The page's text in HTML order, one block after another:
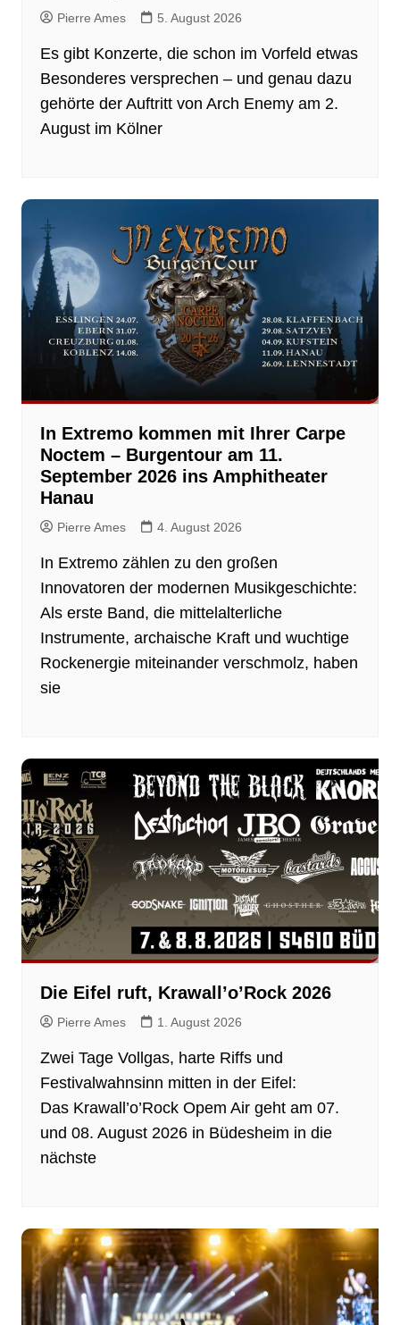
Pierre Ames 5. August 2026
Es gibt Konzerte, die schon im Vorfeld etwas
Besonderes versprechen – und genau dazu
gehörte der Auftritt von Arch Enemy am 2.
August im Kölner
In Extremo kommen mit Ihrer Carpe
Noctem – Burgentour am 11.
September 2026 ins Amphitheater
Hanau
Pierre Ames 4. August 2026
In Extremo zählen zu den großen
Innovatoren der modernen Musikgeschichte:
Als erste Band, die mittelalterliche
Instrumente, archaische Kraft und wuchtige
Rockenergie miteinander verschmolz, haben
sie
Die Eifel ruft, Krawall’o’Rock 2026
Pierre Ames 1. August 2026
Zwei Tage Vollgas, harte Riffs und
Festivalwahnsinn mitten in der Eifel:
Das Krawall’o’Rock Opem Air geht am 07.
und 08. August 2026 in Büdesheim in die
nächste